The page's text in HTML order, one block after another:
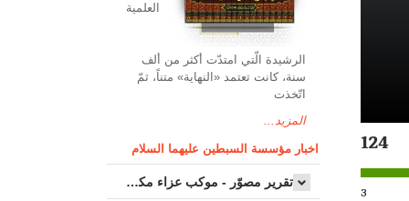
124
3
العلمیة
الرشیدة الّتي امتدّت أكثر من ألف
سنة، كانت تعتمد «النهاية» متناً، ثمّ
اتّخذت
المزيد...
اخبار مؤسسة السبطين عليهما السلام
تقرير مصوّر - موكب عزاء مکتب سماحة اية الله السيد مرتضى الموسوي الاصفهاني في يوم إستشهاد السيدة فاطم...